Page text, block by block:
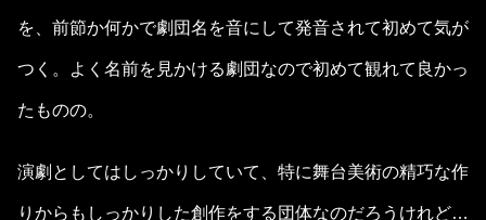
を、前節か何かで劇団名を音にして発音されて初めて気が
つく。よく名前を見かける劇団なので初めて観れて良かっ
たものの。
演劇としてはしっかりしていて、特に舞台美術の精巧な作
りからもしっかりした創作をする団体なのだろうけれど…